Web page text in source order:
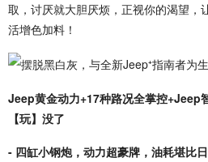
取，讨厌就大胆厌烦，正视你的渴望，
活增色加料！
Jeep黄金动力+17种路况全掌控
【玩】没了
- 四缸小钢炮，动力超豪牌，油耗堪比日